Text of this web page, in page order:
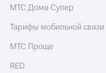
информации
Информация
акционерам
ПАО
"МТС"
МТС Дома Супер
Тарифы мобильной связи
МТС Проще
RED